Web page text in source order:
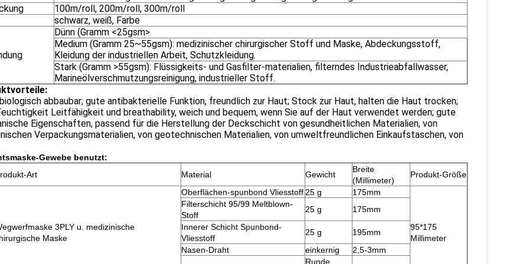
100m/roll, 200m/roll, 300m/roll
schwarz, weiß, Farbe
Dünn (Gramm <25gsm>
Medium (Gramm 25~55gsm): medizinischer chirurgischer Stoff und Maske, Abdeckungsstoff,
Kleidung der industriellen Arbeit, Schutzkleidung.
Stark (Gramm >55gsm): Flüssigkeits- und Gasfilter-materialien, filterndes Industrieabfallwasser,
Marineölverschmutzungsreinigung, industrieller Stoff.
abbaubar; gute antibakterielle Funktion, freundlich zur Haut; Stock zur Haut, halten die Haut trocken;
Leitfähigkeit und breathability, weich und bequem, wenn Sie auf der Haut verwendet werden; gute
Eigenschaften, passend für die Herstellung der Deckschicht von gesundheitlichen Materialien, von
Verpackungsmaterialien, von geotechnischen Materialien, von umweltfreundlichen Einkaufstaschen, von
Gewebe benutzt:
Art
Material Gewicht
Breite
(Millimeter)
Produkt-Größe
3PLY u. medizinische
Maske
Oberflächen-spunbond Vliesstoff 25 g 175mm
95*175
Millimeter
Filterschicht 95/99 Meltblown-
Stoff
25 g
175mm
Innerer Schicht Spunbond-
Vliesstoff
25 g
195mm
Nasen-Draht
einkernig
2,5-3mm
Runde